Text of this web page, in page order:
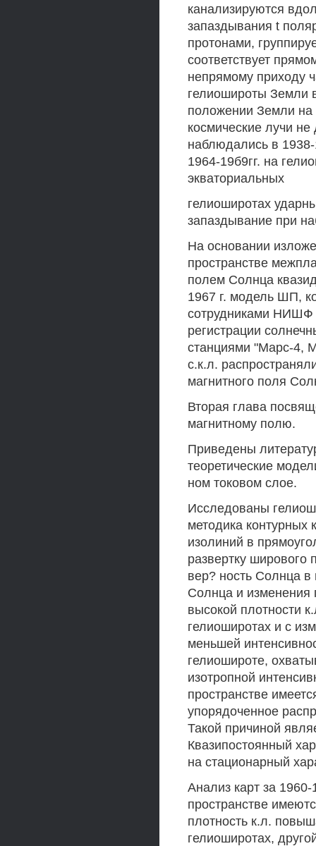
канализируются
запаздывания t
протонами,
соответствует
непрямому приходу
гелиошироты Земли
положении Земли на
космические лучи
наблюдались в 1938-
1964-19б9гг. на
экваториальных
гелиоширотах
запаздывание при
На основании
пространстве
полем Солнца
1967 г. модель ШП,
сотрудниками
регистрации
станциями "Марс-4,
с.к.л.
магнитного поля
Вторая глава
магнитному полю.
Приведены
теоретические
ном токовом слое.
Исследованы
методика контурных
изолиний в
развертку ширового
вер? ность Солнца
Солнца и изменения
высокой плотности
гелиоширотах и с
меньшей
гелиошироте,
изотропной
пространстве
упорядоченное
Такой причиной
Квазипостоянный
на стационарный
Анализ карт за
пространстве
плотность к.л.
гелиоширотах,